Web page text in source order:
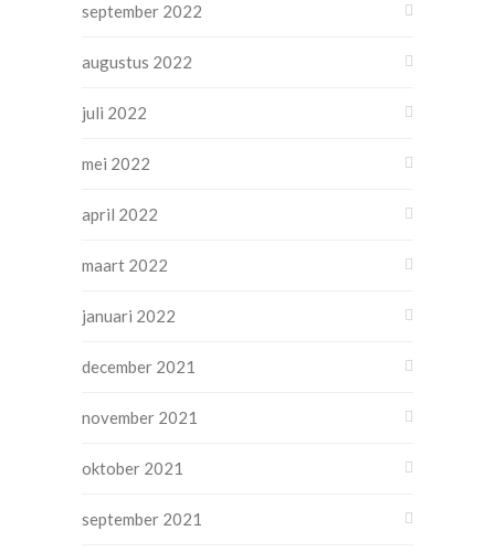
september 2022
augustus 2022
juli 2022
mei 2022
april 2022
maart 2022
januari 2022
december 2021
november 2021
oktober 2021
september 2021